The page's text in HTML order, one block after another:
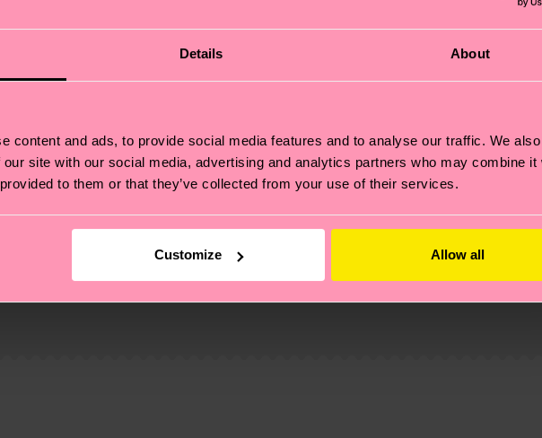
Details About
content and ads, to provide social media features and to analyse our traffic. We
site with our social media, advertising and analytics partners who may combine it
to them or that they’ve collected from your use of their services.
Customize Allow all
– es geht auch um eine ethische Lieferkette, die Reduzierung von
Tipps und Tricks findest du auf unsererNachhaltigkeitsseite.
unsere länderspezifische Versandübersicht findest duhier. Die